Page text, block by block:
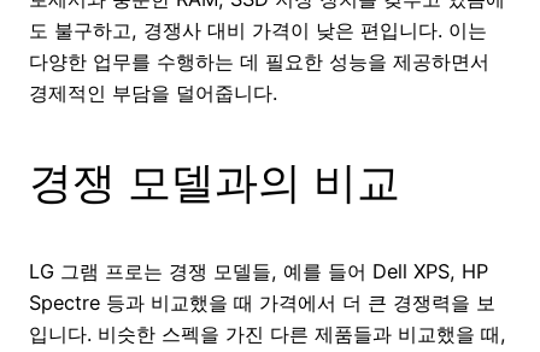
도 불구하고, 경쟁사 대비 가격이 낮은 편입니다. 이는
다양한 업무를 수행하는 데 필요한 성능을 제공하면서
경제적인 부담을 덜어줍니다.
경쟁 모델과의 비교
LG 그램 프로는 경쟁 모델들, 예를 들어 Dell XPS, HP
Spectre 등과 비교했을 때 가격에서 더 큰 경쟁력을 보
입니다. 비슷한 스펙을 가진 다른 제품들과 비교했을 때,